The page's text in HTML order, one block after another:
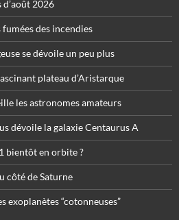
2026
fumées des incendies
se dévoile un peu plus
plateau d’Aristarque
les astronomes amateurs
dévoile la galaxie Centaurus A
bientôt en orbite ?
côté de Saturne
exoplanètes “cotonneuses”